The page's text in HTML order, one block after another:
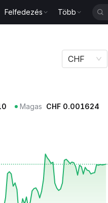
Felfedezés Több
CHF
Magas CHF 0.001624